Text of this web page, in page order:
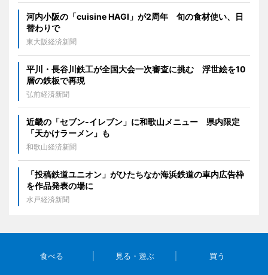
河内小阪の「cuisine HAGI」が2周年 旬の食材使い、日
替わりで
東大阪経済新聞
平川・長谷川鉄工が全国大会一次審査に挑む 浮世絵を10
層の鉄板で再現
弘前経済新聞
近畿の「セブン-イレブン」に和歌山メニュー 県内限定
「天かけラーメン」も
和歌山経済新聞
「投稿鉄道ユニオン」がひたちなか海浜鉄道の車内広告枠
を作品発表の場に
水戸経済新聞
食べる 見る・遊ぶ 買う